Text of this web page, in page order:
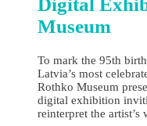
Digital
Museum
To mark the 95th
Latvia’s most
Rothko Museum
digital exhibition
reinterpret the artist’s